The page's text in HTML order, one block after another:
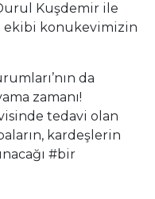
Kuşdemir ile
ekibi konukevimizin
da
zamanı!
tedavi olan
kardeşlerin
#bir